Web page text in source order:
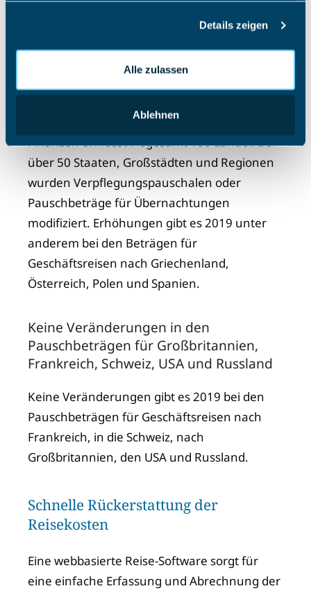
Details zeigen
Alle zulassen
Ablehnen
Höhere Pauschbeträge für
Griechenland, Spanien, Österreich und
Polen 2019
Die Tabelle des Bundesministeriums der
Finanzen umfasst insgesamt 180 Länder. Bei
über 50 Staaten, Großstädten und Regionen
wurden Verpflegungspauschalen oder
Pauschbeträge für Übernachtungen
modifiziert. Erhöhungen gibt es 2019 unter
anderem bei den Beträgen für
Geschäftsreisen nach Griechenland,
Österreich, Polen und Spanien.
Keine Veränderungen in den
Pauschbeträgen für Großbritannien,
Frankreich, Schweiz, USA und Russland
Keine Veränderungen gibt es 2019 bei den
Pauschbeträgen für Geschäftsreisen nach
Frankreich, in die Schweiz, nach
Großbritannien, den USA und Russland.
Schnelle Rückerstattung der
Reisekosten
Eine webbasierte Reise-Software sorgt für
eine einfache Erfassung und Abrechnung der